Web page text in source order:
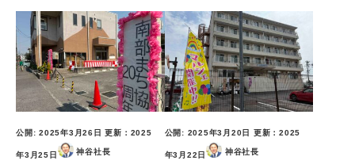
公開: 2025年3月26日 更新： 2025
年3月25日 神谷社長
公開: 2025年3月20日 更新：2025
年3月22日 神谷社長